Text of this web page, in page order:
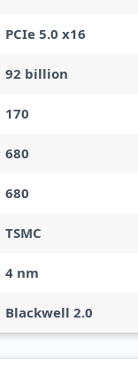
PCIe 5.0 x16
92 billion
170
680
680
TSMC
4 nm
Blackwell 2.0